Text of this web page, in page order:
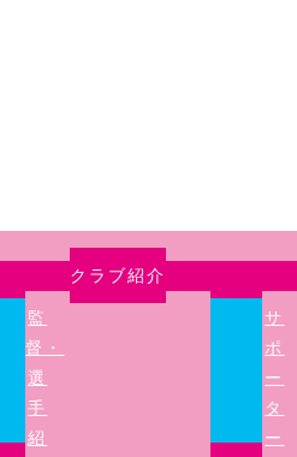
クラブ紹介
監
督・
選
手
紹
サ
ポ
ー
タ
ー